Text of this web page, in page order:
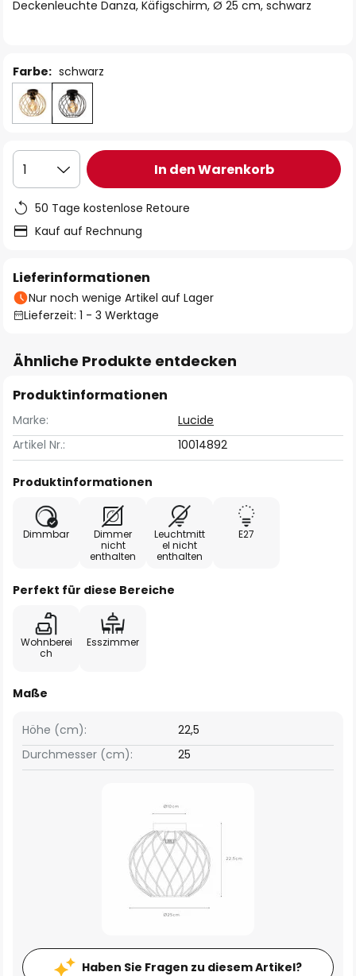
Deckenleuchte Danza, Käfigschirm, Ø 25 cm, schwarz
Farbe: schwarz
1 In den Warenkorb
50 Tage kostenlose Retoure
Kauf auf Rechnung
Lieferinformationen
Nur noch wenige Artikel auf Lager
Lieferzeit: 1 - 3 Werktage
Ähnliche Produkte entdecken
Produktinformationen
Marke:
Lucide
Artikel Nr.:
10014892
Produktinformationen
Dimmbar
Dimmer
nicht
enthalten
Leuchtmitt
el nicht
enthalten
E27
Perfekt für diese Bereiche
Wohnberei
ch
Esszimmer
Maße
Höhe (cm):
22,5
Durchmesser (cm):
25
Haben Sie Fragen zu diesem Artikel?